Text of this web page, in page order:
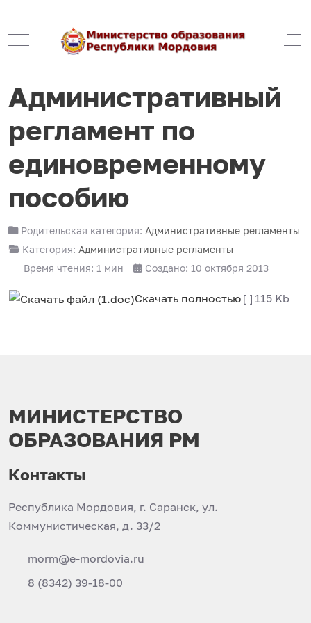
Mobile Menu Toggle
Административный
регламент по
единовременному
пособию
Родительская категория: Административные регламенты
Категория: Административные регламенты
Время чтения: 1 мин
Создано: 10 октября 2013
Скачать полностью [ ] 115 Kb
МИНИСТЕРСТВО
ОБРАЗОВАНИЯ РМ
Контакты
Республика Мордовия, г. Саранск, ул.
Коммунистическая, д. 33/2
morm@e-mordovia.ru
8 (8342) 39-18-00